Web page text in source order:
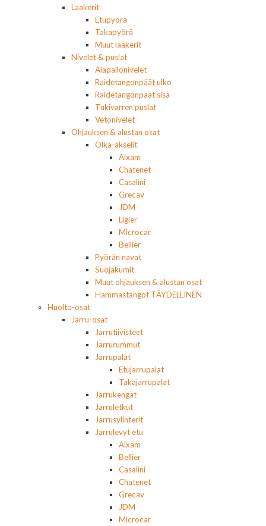
Laakerit
Etupyörä
Takapyörä
Muut laakerit
Nivelet & puslat
Alapallonivelet
Raidetangonpäät ulko
Raidetangonpäät sisä
Tukivarren puslat
Vetonivelet
Ohjauksen & alustan osat
Olka-akselit
Aixam
Chatenet
Casalini
Grecav
JDM
Ligier
Microcar
Bellier
Pyörän navat
Suojakumit
Muut ohjauksen & alustan osat
Hammastangot TÄYDELLINEN
Huolto-osat
Jarru-osat
Jarrutiivisteet
Jarrurummut
Jarrupalat
Etujarrupalat
Takajarrupalat
Jarrukengät
Jarruletkut
Jarrusylinterit
Jarrulevyt etu
Aixam
Bellier
Casalini
Chatenet
Grecav
JDM
Microcar